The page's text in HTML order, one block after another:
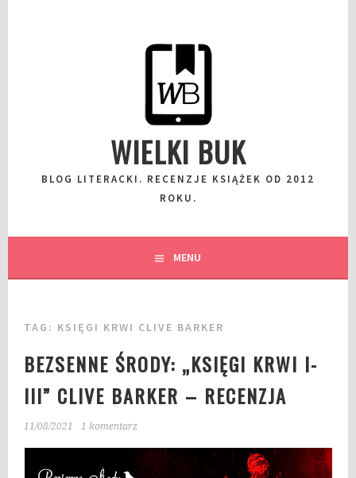
WIELKI BUK
BLOG LITERACKI. RECENZJE KSIĄŻEK OD 2012
ROKU.
MENU
TAG: KSIĘGI KRWI CLIVE BARKER
BEZSENNE ŚRODY: „KSIĘGI KRWI I-
III” CLIVE BARKER – RECENZJA
11/08/2021 1 komentarz